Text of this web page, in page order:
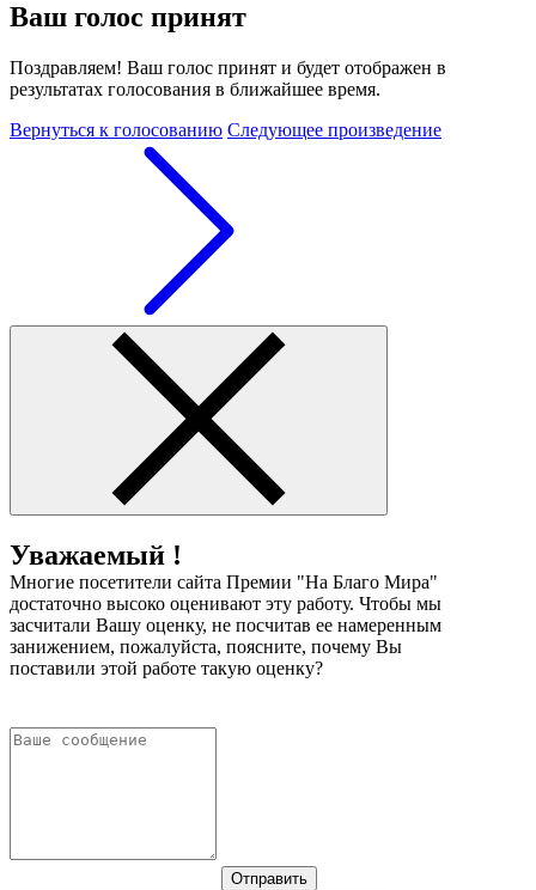
Ваш голос принят
Поздравляем! Ваш голос принят и будет отображен в
результатах голосования в ближайшее время.
Вернуться к голосованию Следующее произведение
Уважаемый !
Многие посетители сайта Премии "На Благо Мира"
достаточно высоко оценивают эту работу. Чтобы мы
засчитали Вашу оценку, не посчитав ее намеренным
занижением, пожалуйста, поясните, почему Вы
поставили этой работе такую оценку?
Отправить